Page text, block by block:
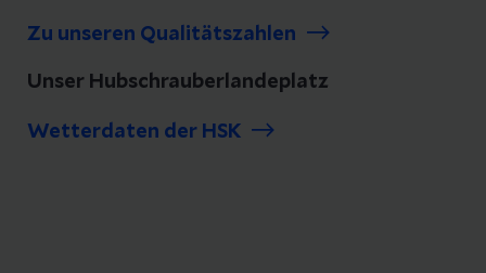
Zu unseren Qualitätszahlen
Unser Hubschrauberlandeplatz
Wetterdaten der HSK